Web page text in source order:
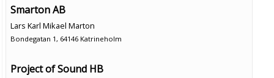
Smarton AB
Lars Karl Mikael Marton
Bondegatan 1, 64146 Katrineholm
Project of Sound HB